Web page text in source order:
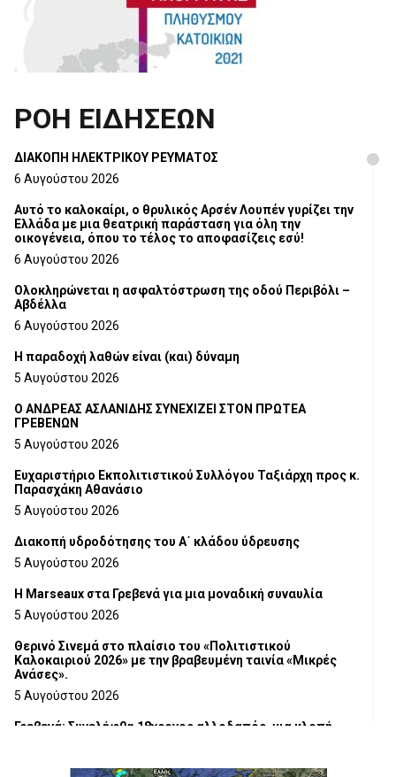
ΡΟΗ ΕΙΔΗΣΕΩΝ
ΔΙΑΚΟΠΗ ΗΛΕΚΤΡΙΚΟΥ ΡΕΥΜΑΤΟΣ
6 Αυγούστου 2026
Αυτό το καλοκαίρι, ο θρυλικός Αρσέν Λουπέν γυρίζει την
Ελλάδα με μια θεατρική παράσταση για όλη την
οικογένεια, όπου το τέλος το αποφασίζεις εσύ!
6 Αυγούστου 2026
Ολοκληρώνεται η ασφαλτόστρωση της οδού Περιβόλι –
Αβδέλλα
6 Αυγούστου 2026
H παραδοχή λαθών είναι (και) δύναμη
5 Αυγούστου 2026
Ο ΑΝΔΡΕΑΣ ΑΣΛΑΝΙΔΗΣ ΣΥΝΕΧΙΖΕΙ ΣΤΟΝ ΠΡΩΤΕΑ
ΓΡΕΒΕΝΩΝ
5 Αυγούστου 2026
Ευχαριστήριο Εκπολιτιστικού Συλλόγου Ταξιάρχη προς κ.
Παρασχάκη Αθανάσιο
5 Αυγούστου 2026
Διακοπή υδροδότησης του Α΄ κλάδου ύδρευσης
5 Αυγούστου 2026
Η Marseaux στα Γρεβενά για μια μοναδική συναυλία
5 Αυγούστου 2026
Θερινό Σινεμά στο πλαίσιο του «Πολιτιστικού
Καλοκαιριού 2026» με την βραβευμένη ταινία «Μικρές
Ανάσες».
5 Αυγούστου 2026
Γρεβενά: Συνελήφθη 18χρονος αλλοδαπός, για κλοπή